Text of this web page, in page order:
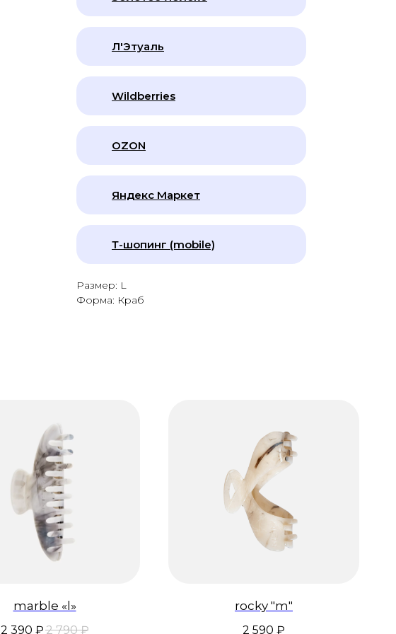
Л'Этуаль
Wildberries
OZON
Яндекс Маркет
Т-шопинг (mobile)
Размер: L
Форма: Краб
marble «l»
2 390 ₽2 790 ₽
rocky "m"
2 590 ₽